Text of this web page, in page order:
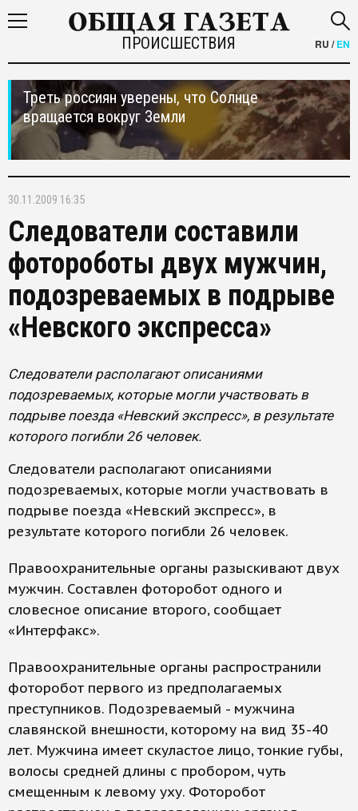
ПРОИСШЕСТВИЯ RU /EN
Треть россиян уверены, что Солнце
вращается вокруг Земли
30.11.2009 16:35
Следователи составили
фотороботы двух мужчин,
подозреваемых в подрыве
«Невского экспресса»
Следователи располагают описаниями
подозреваемых, которые могли участвовать в
подрыве поезда «Невский экспресс», в результате
которого погибли 26 человек.
Следователи располагают описаниями
подозреваемых, которые могли участвовать в
подрыве поезда «Невский экспресс», в
результате которого погибли 26 человек.
Правоохранительные органы разыскивают двух
мужчин. Составлен фоторобот одного и
словесное описание второго, сообщает
«Интерфакс».
Правоохранительные органы распространили
фоторобот первого из предполагаемых
преступников. Подозреваемый - мужчина
славянской внешности, которому на вид 35-40
лет. Мужчина имеет скуластое лицо, тонкие губы,
волосы средней длины с пробором, чуть
смещенным к левому уху. Фоторобот